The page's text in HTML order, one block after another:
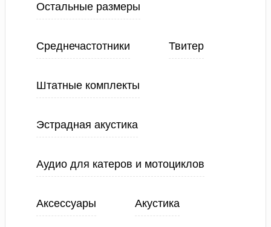
Остальные размеры
Среднечастотники Твитер
Штатные комплекты
Эстрадная акустика
Аудио для катеров и мотоциклов
Аксессуары Акустика